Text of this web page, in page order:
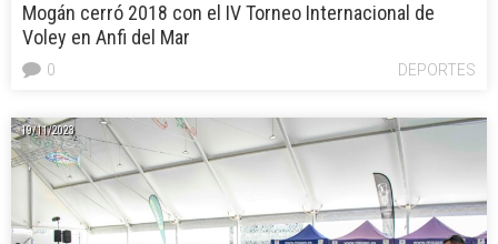
Mogán cerró 2018 con el IV Torneo Internacional de
Voley en Anfi del Mar
DEPORTES
0
19/11/2023